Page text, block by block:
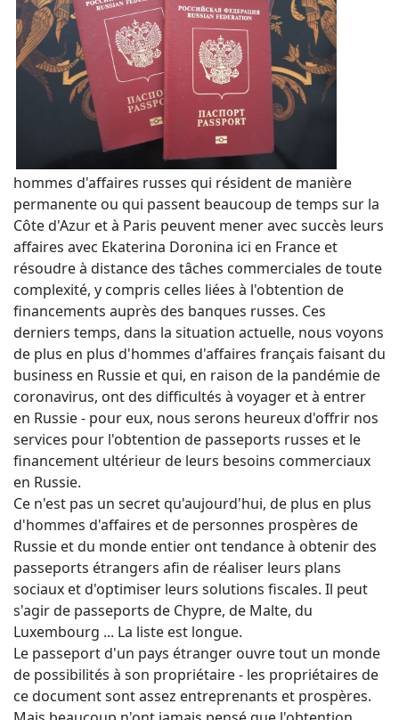
hommes d'affaires russes qui résident de manière
permanente ou qui passent beaucoup de temps sur la
Côte d'Azur et à Paris peuvent mener avec succès leurs
affaires avec Ekaterina Doronina ici en France et
résoudre à distance des tâches commerciales de toute
complexité, y compris celles liées à l'obtention de
financements auprès des banques russes. Ces
derniers temps, dans la situation actuelle, nous voyons
de plus en plus d'hommes d'affaires français faisant du
business en Russie et qui, en raison de la pandémie de
coronavirus, ont des difficultés à voyager et à entrer
en Russie - pour eux, nous serons heureux d'offrir nos
services pour l'obtention de passeports russes et le
financement ultérieur de leurs besoins commerciaux
en Russie.
Ce n'est pas un secret qu'aujourd'hui, de plus en plus
d'hommes d'affaires et de personnes prospères de
Russie et du monde entier ont tendance à obtenir des
passeports étrangers afin de réaliser leurs plans
sociaux et d'optimiser leurs solutions fiscales. Il peut
s'agir de passeports de Chypre, de Malte, du
Luxembourg ... La liste est longue.
Le passeport d'un pays étranger ouvre tout un monde
de possibilités à son propriétaire - les propriétaires de
ce document sont assez entreprenants et prospères.